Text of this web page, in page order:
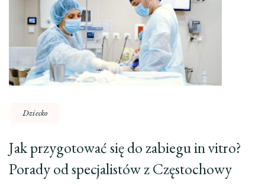
Dziecko
Jak przygotować się do zabiegu in vitro?
Porady od specjalistów z Częstochowy